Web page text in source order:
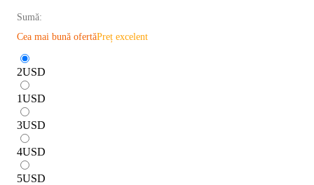
Sumă:
Cea mai bună ofertăPreț excelent
2USD
1USD
3USD
4USD
5USD